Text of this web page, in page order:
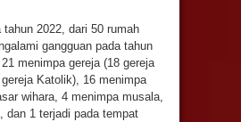
tahun 2022, dari 50 rumah
gangguan pada tahun
menimpa gereja (18 gereja
Katolik), 16 menimpa
wihara, 4 menimpa musala,
dan 1 terjadi pada tempat